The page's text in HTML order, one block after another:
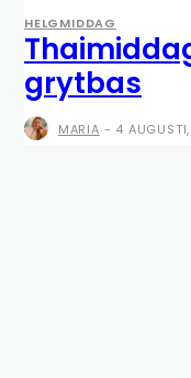
HELGMIDDAG
grytbas
MARIA - 4